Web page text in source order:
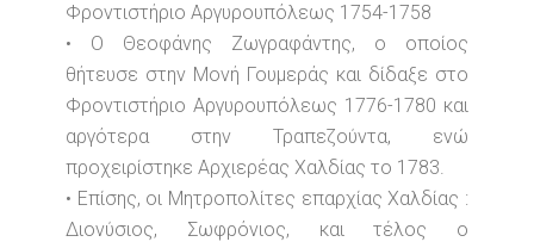
Φροντιστήριο Αργυρουπόλεως 1754-1758
• Ο Θεοφάνης Ζωγραφάντης, ο οποίος
θήτευσε στην Μονή Γουμεράς και δίδαξε στο
Φροντιστήριο Αργυρουπόλεως 1776-1780 και
αργότερα στην Τραπεζούντα, ενώ
προχειρίστηκε Αρχιερέας Χαλδίας το 1783.
• Επίσης, οι Μητροπολίτες επαρχίας Χαλδίας :
Διονύσιος, Σωφρόνιος, και τέλος ο